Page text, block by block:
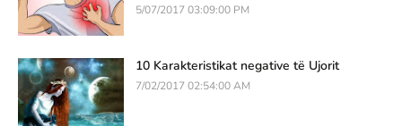
5/07/2017 03:09:00 PM
10 Karakteristikat negative të Ujorit
7/02/2017 02:54:00 AM